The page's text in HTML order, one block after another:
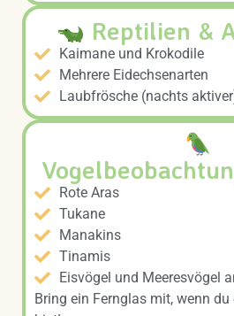
Reptilien &
Kaimane und Krokodile
Mehrere Eidechsenarten
Laubfrösche (nachts
Rote Aras
Tukane
Manakins
Tinamis
Eisvögel und Meeresvögel
Bring ein Fernglas mit, wenn